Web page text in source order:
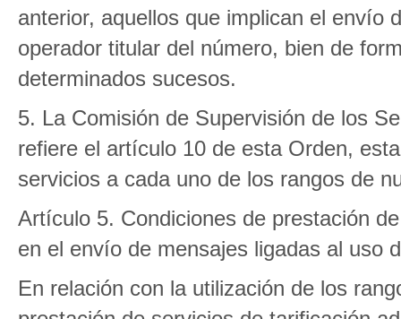
anterior, aquellos que implican el envío
operador titular del número, bien de
determinados sucesos.
5. La Comisión de Supervisión de los
refiere el artículo 10 de esta Orden,
servicios a cada uno de los rangos de
Artículo 5. Condiciones de prestación
en el envío de mensajes ligadas al uso
En relación con la utilización de los